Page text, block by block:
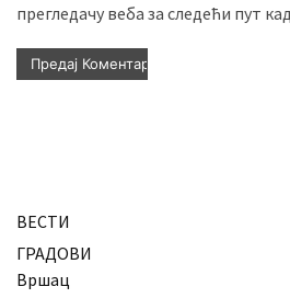
прегледачу веба за следећи пут
ВЕСТИ
ГРАДОВИ
Вршац